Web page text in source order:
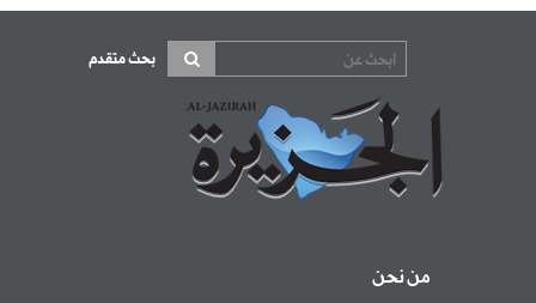
بحث متقدم
من نحن